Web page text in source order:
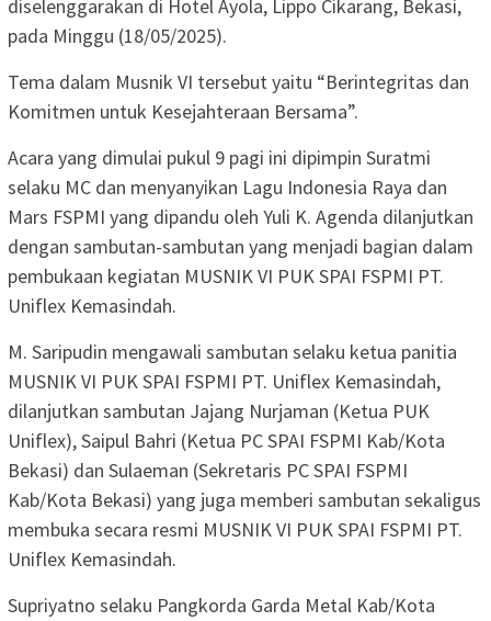
diselenggarakan di Hotel Ayola, Lippo Cikarang, Bekasi,
pada Minggu (18/05/2025).
Tema dalam Musnik VI tersebut yaitu “Berintegritas dan
Komitmen untuk Kesejahteraan Bersama”.
Acara yang dimulai pukul 9 pagi ini dipimpin Suratmi
selaku MC dan menyanyikan Lagu Indonesia Raya dan
Mars FSPMI yang dipandu oleh Yuli K. Agenda dilanjutkan
dengan sambutan-sambutan yang menjadi bagian dalam
pembukaan kegiatan MUSNIK VI PUK SPAI FSPMI PT.
Uniflex Kemasindah.
M. Saripudin mengawali sambutan selaku ketua panitia
MUSNIK VI PUK SPAI FSPMI PT. Uniflex Kemasindah,
dilanjutkan sambutan Jajang Nurjaman (Ketua PUK
Uniflex), Saipul Bahri (Ketua PC SPAI FSPMI Kab/Kota
Bekasi) dan Sulaeman (Sekretaris PC SPAI FSPMI
Kab/Kota Bekasi) yang juga memberi sambutan sekaligus
membuka secara resmi MUSNIK VI PUK SPAI FSPMI PT.
Uniflex Kemasindah.
Supriyatno selaku Pangkorda Garda Metal Kab/Kota